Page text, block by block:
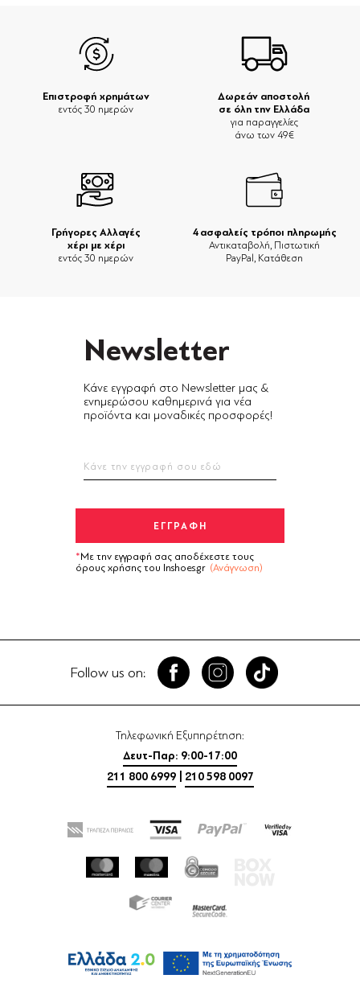
Δωρεάν αποστολή
σε όλη την Ελλάδα
για παραγγελίες
άνω των 49€
Επιστροφή χρημάτων
εντός 30 ημερών
Γρήγορες Αλλαγές
χέρι με χέρι
εντός 30 ημερών
4 ασφαλείς τρόποι πληρωμής
Αντικαταβολή, Πιστωτική
PayPal, Κατάθεση
Newsletter
Κάνε εγγραφή στο Newsletter μας &
ενημερώσου καθημερινά για νέα
προϊόντα και μοναδικές προσφορές!
Με την εγγραφή σας αποδέχεστε τους
όρους χρήσης του Inshoes.gr (Ανάγνωση)
Follow us on:
Τηλεφωνική Εξυπηρέτηση:
Δευτ-Παρ: 9:00-17:00
211 800 6999
210 598 0097